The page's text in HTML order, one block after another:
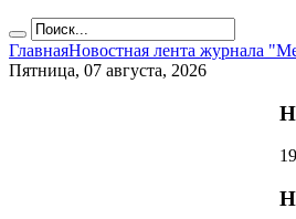
ГлавнаяНовостная лента журнала
Пятница, 07 августа, 2026